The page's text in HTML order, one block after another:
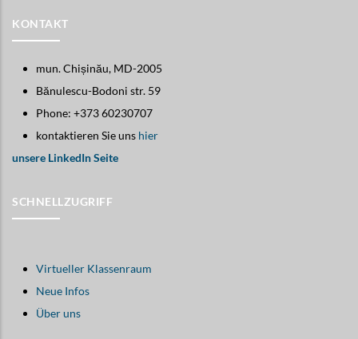
KONTAKT
mun. Chișinău, MD-2005
Bănulescu-Bodoni str. 59
Phone: +373 60230707
kontaktieren Sie uns hier
unsere LinkedIn Seite
SCHNELLZUGRIFF
Virtueller Klassenraum
Neue Infos
Über uns